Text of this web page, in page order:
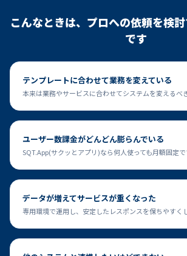
こんなときは、プロへの依頼を検
です
テンプレートに合わせて業務を変えている
本来は業務やサービスに合わせてシステムを変えるべき
ユーザー数課金がどんどん膨らんでいる
SQT.App(サクッとアプリ)なら何人使っても月額固定で
データが増えてサービスが重くなった
専用環境で運用し、安定したレスポンスを保ちやすくし